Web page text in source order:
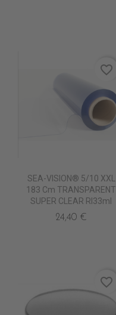
SEA-VISION® 5/10 XXL
183 Cm TRANSPARENT
SUPER CLEAR Rl33ml
24,40 €
favorite_border
favorite_border